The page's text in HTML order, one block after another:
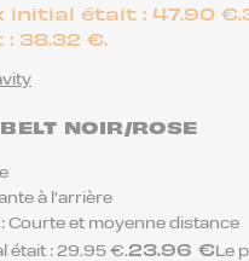
initial était : 47.90 €.
38.32 €.
NOIR/ROSE
à l'arrière
Courte et moyenne distance
était : 29.95 €.23.96 € Le